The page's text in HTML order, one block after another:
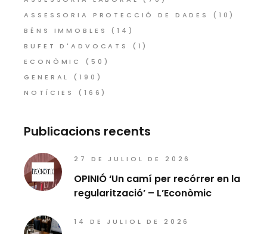
ASSESSORIA PROTECCIÓ DE DADES
(10)
BÉNS IMMOBLES
(14)
BUFET D'ADVOCATS
(1)
ECONÒMIC
(50)
GENERAL
(190)
NOTÍCIES
(166)
Publicacions recents
27 DE JULIOL DE 2026
OPINIÓ ‘Un camí per recórrer en la
regularització’ – L’Econòmic
14 DE JULIOL DE 2026